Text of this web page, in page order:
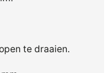
te draaien.